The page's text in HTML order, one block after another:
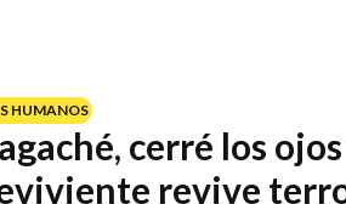
HUMANOS
cerré los
revive